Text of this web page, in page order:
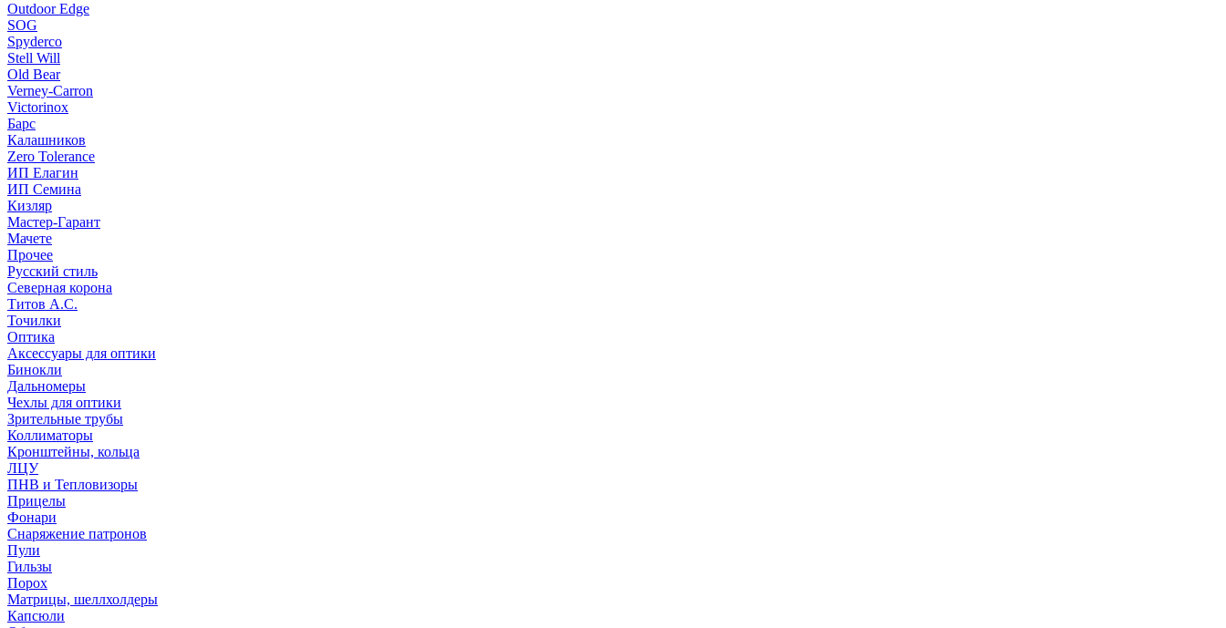
Outdoor Edge
SOG
Spyderco
Stell Will
Old Bear
Verney-Carron
Victorinox
Барс
Калашников
Zero Tolerance
ИП Елагин
ИП Семина
Кизляр
Мастер-Гарант
Мачете
Прочее
Русский стиль
Северная корона
Титов А.С.
Точилки
Оптика
Аксессуары для оптики
Бинокли
Дальномеры
Чехлы для оптики
Зрительные трубы
Коллиматоры
Кронштейны, кольца
ЛЦУ
ПНВ и Тепловизоры
Прицелы
Фонари
Снаряжение патронов
Пули
Гильзы
Порох
Матрицы, шеллхолдеры
Капсюли